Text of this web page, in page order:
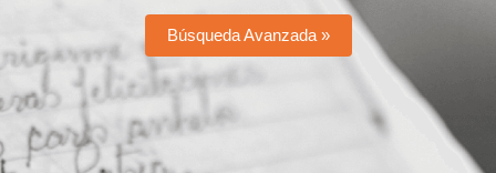
Búsqueda Avanzada »